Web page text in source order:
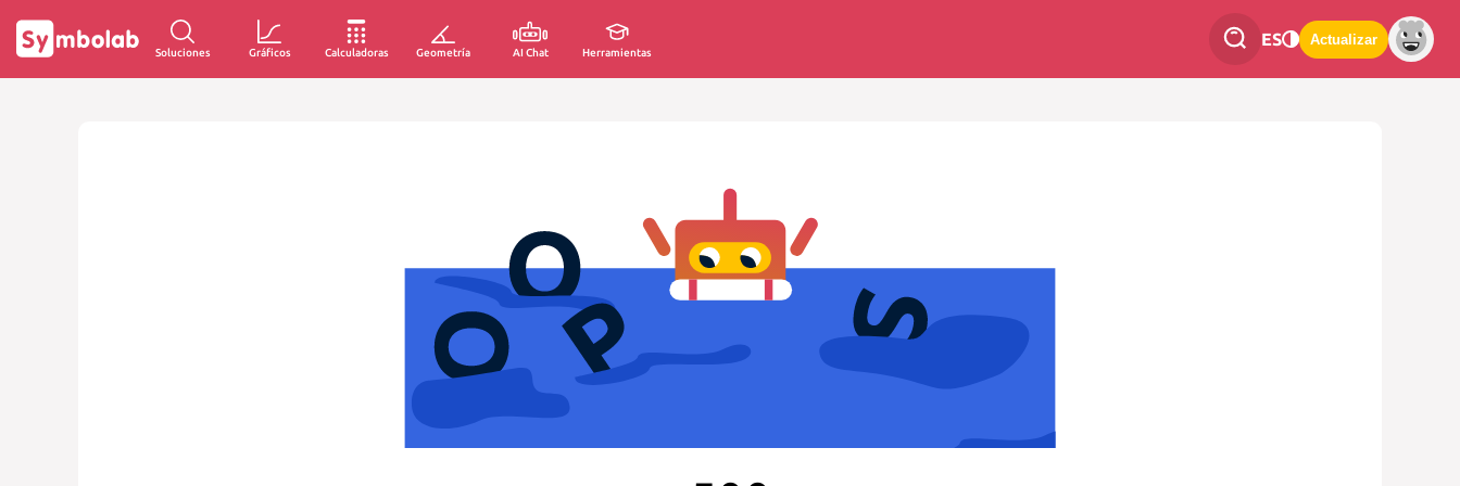
Soluciones Gráficos Calculadoras Geometría AI Chat Herramientas
ES Actualizar